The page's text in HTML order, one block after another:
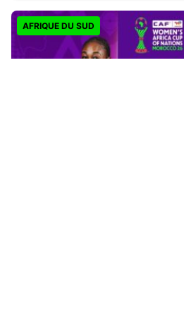
AFRIQUE DU SUD